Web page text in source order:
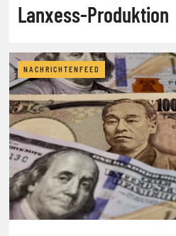
Lanxess-Produktion
NACHRICHTENFEED